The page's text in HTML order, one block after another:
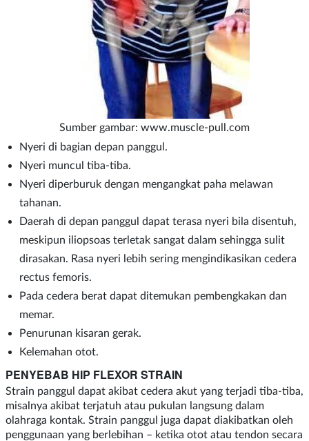
Sumber gambar: www.muscle-pull.com
Nyeri di bagian depan panggul.
Nyeri muncul tiba-tiba.
Nyeri diperburuk dengan mengangkat paha melawan
tahanan.
Daerah di depan panggul dapat terasa nyeri bila disentuh,
meskipun iliopsoas terletak sangat dalam sehingga sulit
dirasakan. Rasa nyeri lebih sering mengindikasikan cedera
rectus femoris.
Pada cedera berat dapat ditemukan pembengkakan dan
memar.
Penurunan kisaran gerak.
Kelemahan otot.
PENYEBAB HIP FLEXOR STRAIN
Strain panggul dapat akibat cedera akut yang terjadi tiba-tiba,
misalnya akibat terjatuh atau pukulan langsung dalam
olahraga kontak. Strain panggul juga dapat diakibatkan oleh
penggunaan yang berlebihan – ketika otot atau tendon secara